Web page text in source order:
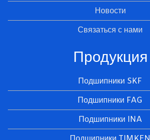
Новости
Связаться с нами
Продукция
Подшипники SKF
Подшипники FAG
Подшипники INA